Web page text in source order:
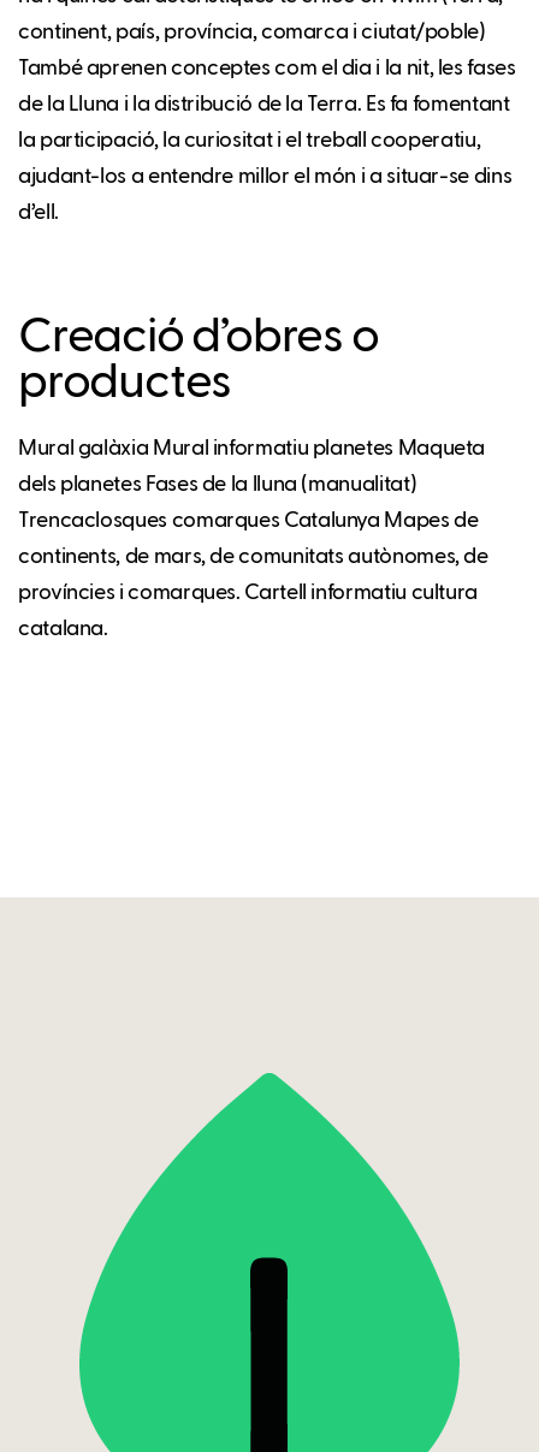
continent, país, província, comarca i ciutat/poble)
També aprenen conceptes com el dia i la nit, les fases
de la Lluna i la distribució de la Terra. Es fa fomentant
la participació, la curiositat i el treball cooperatiu,
ajudant-los a entendre millor el món i a situar-se dins
d’ell.
Creació d’obres o
productes
Mural galàxia Mural informatiu planetes Maqueta
dels planetes Fases de la lluna (manualitat)
Trencaclosques comarques Catalunya Mapes de
continents, de mars, de comunitats autònomes, de
províncies i comarques. Cartell informatiu cultura
catalana.